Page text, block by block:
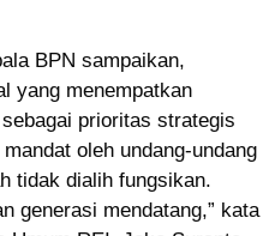
BPN sampaikan,
yang menempatkan
prioritas strategis
oleh undang-undang
tidak dialih fungsikan.
generasi mendatang,” kata